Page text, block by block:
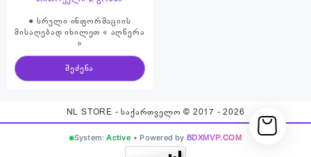
● სრული ინფორმაციის
მისაღებად იხილეთ « აღწერა
»
შეძენა
NL STORE - საქართველო © 2017 - 2026
System:Active • Powered by BDXMVP.COM